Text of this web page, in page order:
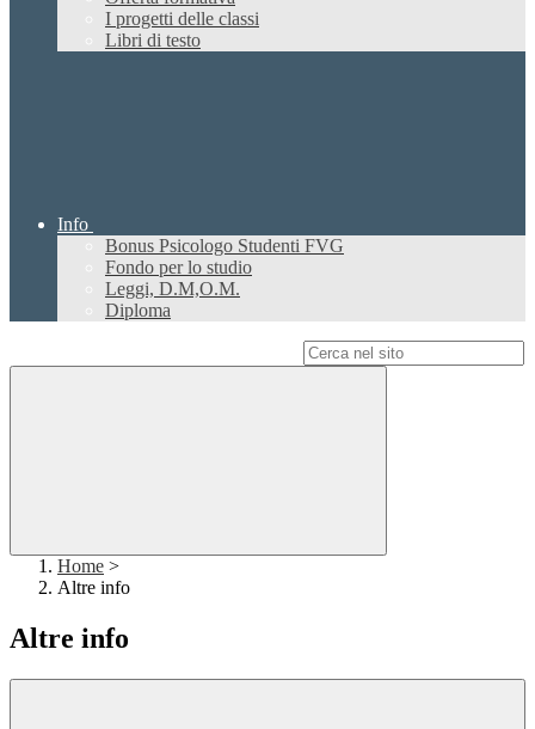
I progetti delle classi
Libri di testo
Info
Bonus Psicologo Studenti FVG
Fondo per lo studio
Leggi, D.M,O.M.
Diploma
Home >
Altre info
Altre info